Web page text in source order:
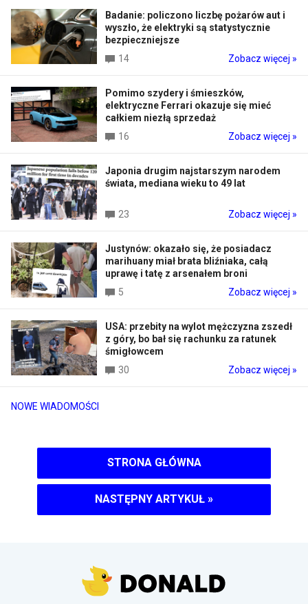
NOWE WIADOMOŚCI
Badanie: policzono liczbę pożarów aut i
wyszło, że elektryki są statystycznie
bezpieczniejsze
14
Zobacz więcej »
Pomimo szydery i śmieszków,
elektryczne Ferrari okazuje się mieć
całkiem niezłą sprzedaż
16
Zobacz więcej »
Japonia drugim najstarszym narodem
świata, mediana wieku to 49 lat
23 Zobacz więcej »
Justynów: okazało się, że posiadacz
marihuany miał brata bliźniaka, całą
uprawę i tatę z arsenałem broni
5
Zobacz więcej »
USA: przebity na wylot mężczyzna zszedł
z góry, bo bał się rachunku za ratunek
śmigłowcem
30
Zobacz więcej »
STRONA GŁÓWNA
NASTĘPNY ARTYKUŁ »